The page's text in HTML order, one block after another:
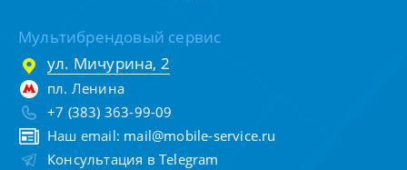
Мультибрендовый сервис
ул. Мичурина, 2
пл. Ленина
+7 (383) 363-99-09
Наш email: mail@mobile-service.ru
Консультация в Telegram